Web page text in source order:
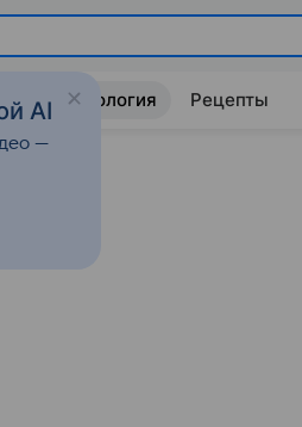
Психология Рецепты
AI
—